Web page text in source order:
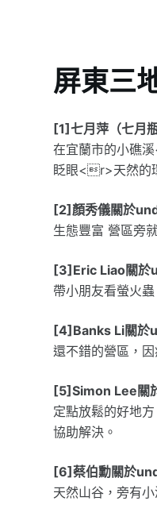
屏東三
[1]七月萍（七月
在宜蘭市的小礁
眨眼<r>天然的
[2]顏秀儀關於
生態豐富 營區旁
[3]Eric Liao關於
帶小朋友看螢火蟲
[4]Banks Li關於
還不錯的營區，
[5]Simon Lee關
定點放鬆的好地
協助解決。
[6]蔡伯勳關於
天然山谷，旁有